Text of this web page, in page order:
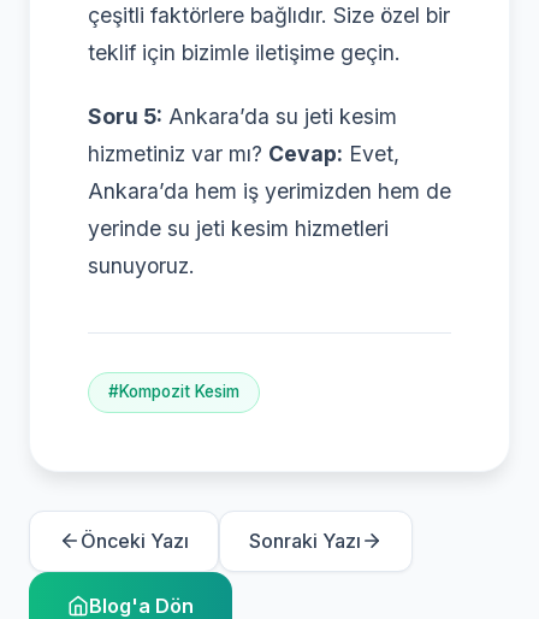
çeşitli faktörlere bağlıdır. Size özel bir
teklif için bizimle iletişime geçin.
Soru 5: Ankara’da su jeti kesim
hizmetiniz var mı? Cevap: Evet,
Ankara’da hem iş yerimizden hem de
yerinde su jeti kesim hizmetleri
sunuyoruz.
#Kompozit Kesim
Önceki Yazı Sonraki Yazı
Blog'a Dön